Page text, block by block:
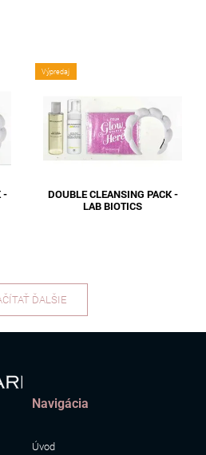
-
Výpredaj
DOUBLE CLEANSING PACK -
LAB BIOTICS
ĎALŠIE
Navigácia
Úvod